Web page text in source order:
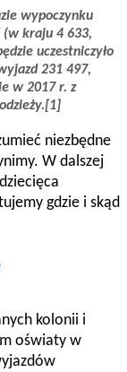
wypoczynku
(w kraju 4 633,
uczestniczyło
231 497,
w 2017 r. z
niezbędne
W dalszej
gdzie i skąd
kolonii i
oświaty w